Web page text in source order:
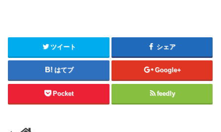
ツイート シェア
はてブ Google+
Pocket feedly